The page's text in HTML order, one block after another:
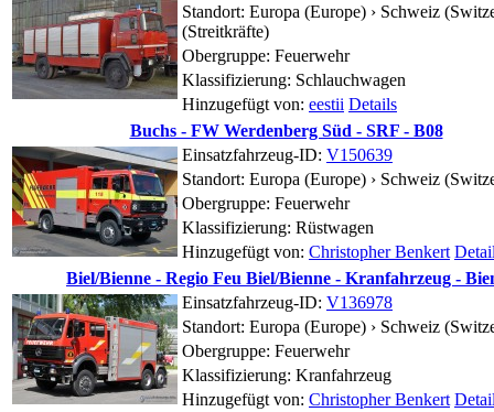
Standort: Europa (Europe) › Schweiz
(Streitkräfte)
Obergruppe: Feuerwehr
Klassifizierung: Schlauchwagen
Hinzugefügt von: eestii Details
Buchs - FW Werdenberg Süd - SRF - B08
Einsatzfahrzeug-ID: V150639
Standort: Europa (Europe) › Schweiz
Obergruppe: Feuerwehr
Klassifizierung: Rüstwagen
Hinzugefügt von: Christopher Benkert
Biel/Bienne - Regio Feu Biel/Bienne - Kranfahrzeug -
Einsatzfahrzeug-ID: V136978
Standort: Europa (Europe) › Schweiz
Obergruppe: Feuerwehr
Klassifizierung: Kranfahrzeug
Hinzugefügt von: Christopher Benkert